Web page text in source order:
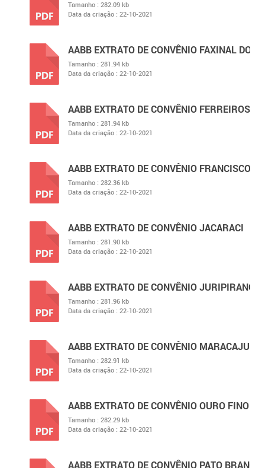
PDF
Tamanho : 282.09 kb
Data da criação : 22-10-2021
PDF
AABB EXTRATO DE CONVÊNIO FAXINAL DO
Tamanho : 281.94 kb
Data da criação : 22-10-2021
PDF
AABB EXTRATO DE CONVÊNIO FERREIROS
Tamanho : 281.94 kb
Data da criação : 22-10-2021
PDF
AABB EXTRATO DE CONVÊNIO FRANCISCO SÁ
Tamanho : 282.36 kb
Data da criação : 22-10-2021
PDF
AABB EXTRATO DE CONVÊNIO JACARACI
Tamanho : 281.90 kb
Data da criação : 22-10-2021
PDF
AABB EXTRATO DE CONVÊNIO JURIPIRANGA
Tamanho : 281.96 kb
Data da criação : 22-10-2021
PDF
AABB EXTRATO DE CONVÊNIO MARACAJU
Tamanho : 282.91 kb
Data da criação : 22-10-2021
PDF
AABB EXTRATO DE CONVÊNIO OURO FINO
Tamanho : 282.29 kb
Data da criação : 22-10-2021
AABB EXTRATO DE CONVÊNIO PATO BRANCO